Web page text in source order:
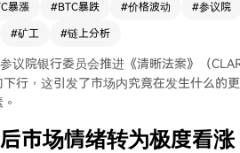
暴漲 #BTC暴跌 #价格波动 #参议院
#矿工 #链上分析
议院银行委员会推进《清晰法案》（
行，这引发了市场内究竟在发生什么的
市场情绪转为极度看涨